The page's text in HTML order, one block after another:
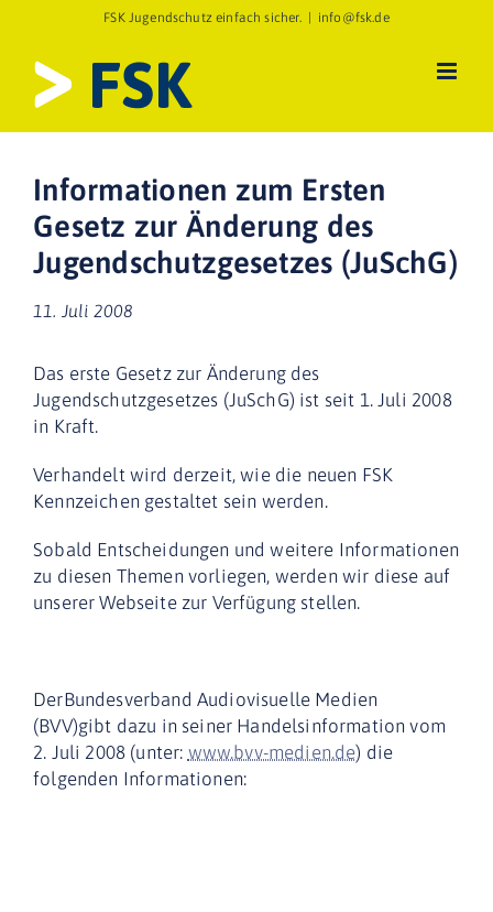
springen
FSK Jugendschutz einfach sicher. info@fsk.de
Informationen zum Ersten
Gesetz zur Änderung des
Jugendschutzgesetzes (JuSchG)
11. Juli 2008
Das erste Gesetz zur Änderung des
Jugendschutzgesetzes (JuSchG) ist seit 1. Juli 2008
in Kraft.
Verhandelt wird derzeit, wie die neuen FSK
Kennzeichen gestaltet sein werden.
Sobald Entscheidungen und weitere Informationen
zu diesen Themen vorliegen, werden wir diese auf
unserer Webseite zur Verfügung stellen.
DerBundesverband Audiovisuelle Medien
(BVV)gibt dazu in seiner Handelsinformation vom
2. Juli 2008 (unter: www.bvv-medien.de) die
folgenden Informationen: